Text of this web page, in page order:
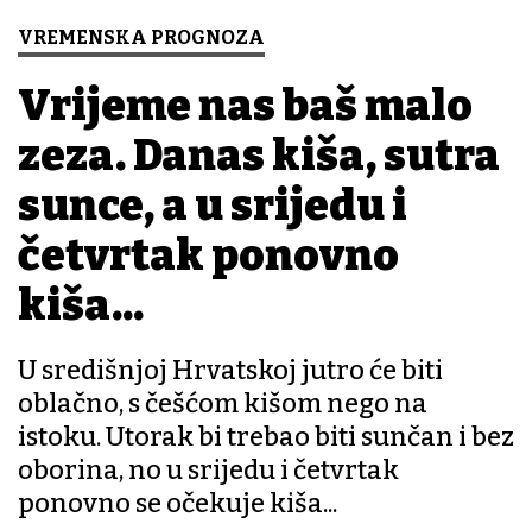
VREMENSKA PROGNOZA
Vrijeme nas baš malo
zeza. Danas kiša, sutra
sunce, a u srijedu i
četvrtak ponovno
kiša...
U središnjoj Hrvatskoj jutro će biti
oblačno, s češćom kišom nego na
istoku. Utorak bi trebao biti sunčan i bez
oborina, no u srijedu i četvrtak
ponovno se očekuje kiša...